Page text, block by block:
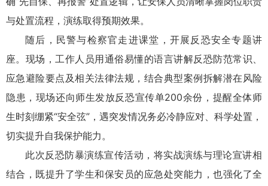
与处置流程，演练取得预期效果。
随后，民警与检察官走进课堂，开展反恐安全专题讲
座。现场，工作人员用通俗易懂的语言讲解反恐防范常识、
应急避险要点及相关法律法规，结合典型案例拆解潜在风险
隐患，现场还向师生发放反恐宣传单200余份，提醒全体师
生时刻绷紧“安全弦”，遇突发情况务必冷静应对、科学处置，
切实提升自我保护能力。
此次反恐防暴演练宣传活动，将实战演练与理论宣讲相
结合，既提升了学生和保安员的应急处突能力，也强化了全